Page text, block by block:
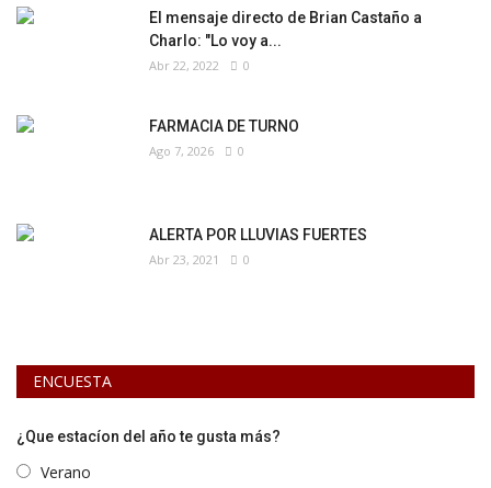
El mensaje directo de Brian Castaño a
Charlo: "Lo voy a...
Abr 22, 2022 0
FARMACIA DE TURNO
Ago 7, 2026 0
ALERTA POR LLUVIAS FUERTES
Abr 23, 2021 0
ENCUESTA
¿Que estacíon del año te gusta más?
Verano